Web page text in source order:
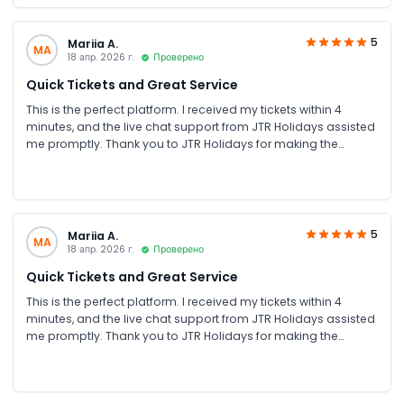
MA Mariia A.
18 апр. 2026 г. Проверено
5
Quick Tickets and Great Service
This is the perfect platform. I received my tickets within 4
minutes, and the live chat support from JTR Holidays assisted
me promptly. Thank you to JTR Holidays for making the
MA Mariia A.
18 апр. 2026 г. Проверено
5
Quick Tickets and Great Service
This is the perfect platform. I received my tickets within 4
minutes, and the live chat support from JTR Holidays assisted
me promptly. Thank you to JTR Holidays for making the